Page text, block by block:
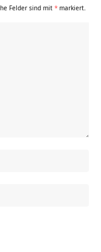
Felder sind mit * markiert.